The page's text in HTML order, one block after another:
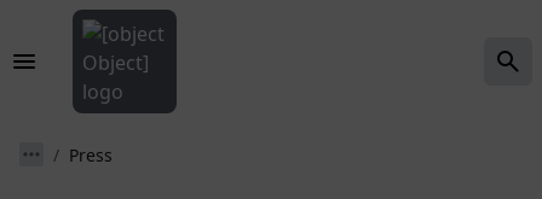
Press